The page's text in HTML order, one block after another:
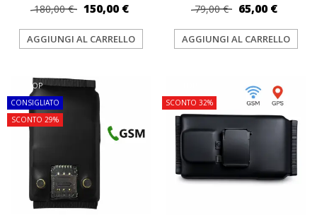
180,00 € 150,00 €
AGGIUNGI AL CARRELLO
79,00 € 65,00 €
AGGIUNGI AL CARRELLO
TOP
CONSIGLIATO
SCONTO 29%
SCONTO 32%